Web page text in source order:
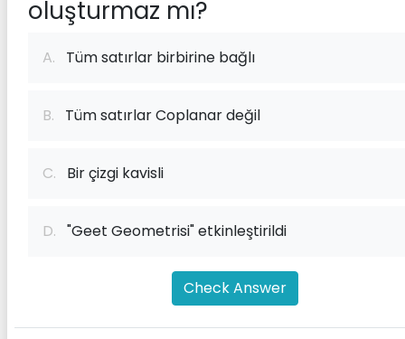
oluşturmaz mı?
A. Tüm satırlar birbirine bağlı
B. Tüm satırlar Coplanar değil
C. Bir çizgi kavisli
D. "Geet Geometrisi" etkinleştirildi
Check Answer